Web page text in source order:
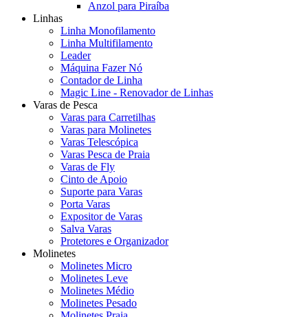
Anzol para Piraíba
Linhas
Linha Monofilamento
Linha Multifilamento
Leader
Máquina Fazer Nó
Contador de Linha
Magic Line - Renovador de Linhas
Varas de Pesca
Varas para Carretilhas
Varas para Molinetes
Varas Telescópica
Varas Pesca de Praia
Varas de Fly
Cinto de Apoio
Suporte para Varas
Porta Varas
Expositor de Varas
Salva Varas
Protetores e Organizador
Molinetes
Molinetes Micro
Molinetes Leve
Molinetes Médio
Molinetes Pesado